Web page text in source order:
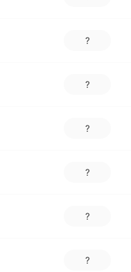
?
?
?
?
?
?